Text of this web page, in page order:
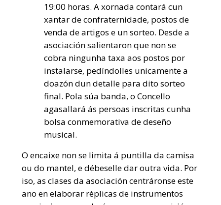
19:00 horas. A xornada contará cun
xantar de confraternidade, postos de
venda de artigos e un sorteo. Desde a
asociación salientaron que non se
cobra ningunha taxa aos postos por
instalarse, pedíndolles unicamente a
doazón dun detalle para dito sorteo
final. Pola súa banda, o Concello
agasallará ás persoas inscritas cunha
bolsa conmemorativa de deseño
musical.
O encaixe non se limita á puntilla da camisa
ou do mantel, e débeselle dar outra vida. Por
iso, as clases da asociación centráronse este
ano en elaborar réplicas de instrumentos